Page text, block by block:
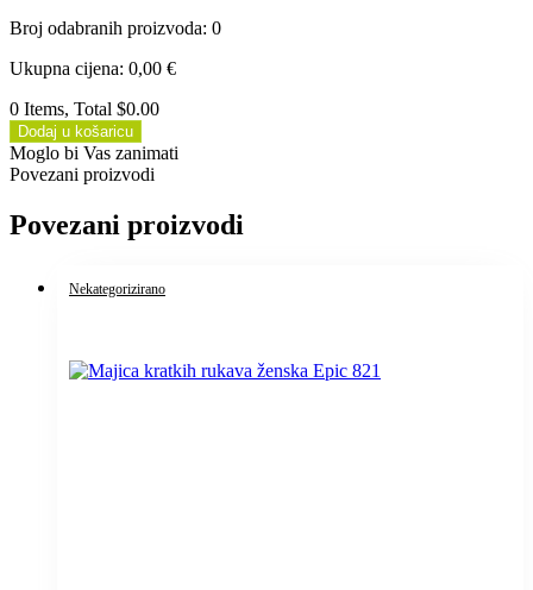
Broj odabranih proizvoda: 0
Ukupna cijena: 0,00 €
0 Items, Total $0.00
Dodaj u košaricu
Moglo bi Vas zanimati
Povezani proizvodi
Povezani proizvodi
Nekategorizirano